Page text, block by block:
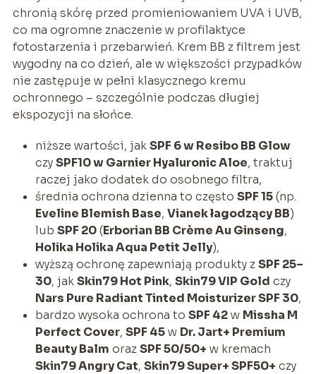
chronią skórę przed promieniowaniem UVA i UVB,
co ma ogromne znaczenie w profilaktyce
fotostarzenia i przebarwień. Krem BB z filtrem jest
wygodny na co dzień, ale w większości przypadków
nie zastępuje w pełni klasycznego kremu
ochronnego – szczególnie podczas długiej
ekspozycji na słońce.
niższe wartości, jakSPF 6 w Resibo BB Glow
czySPF10 w Garnier Hyaluronic Aloe, traktuj
raczej jako dodatek do osobnego filtra,
średnia ochrona dzienna to często SPF 15(np.
Eveline Blemish Base, Vianek łagodzący BB)
lub SPF 20(Erborian BB Crème Au Ginseng,
Holika Holika Aqua Petit Jelly),
wyższą ochronę zapewniają produkty zSPF 25–
30, jakSkin79 Hot Pink, Skin79 VIP Gold czy
Nars Pure Radiant Tinted Moisturizer SPF 30,
bardzo wysoka ochrona to SPF 42w Missha M
Perfect Cover, SPF 45w Dr. Jart+ Premium
Beauty Balm orazSPF 50/50+ w kremach
Skin79 Angry Cat, Skin79 Super+ SPF50+ czy